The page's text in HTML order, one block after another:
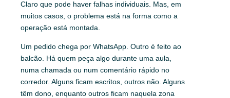
Claro que pode haver falhas individuais. Mas, em
muitos casos, o problema está na forma como a
operação está montada.
Um pedido chega por WhatsApp. Outro é feito ao
balcão. Há quem peça algo durante uma aula,
numa chamada ou num comentário rápido no
corredor. Alguns ficam escritos, outros não. Alguns
têm dono, enquanto outros ficam naquela zona